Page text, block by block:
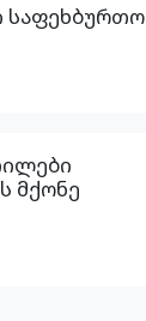
საფეხბურთო
მქონე